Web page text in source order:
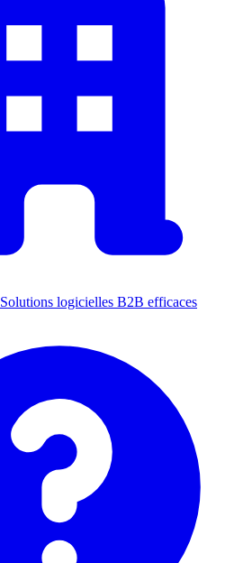
Solutions logicielles B2B efficaces